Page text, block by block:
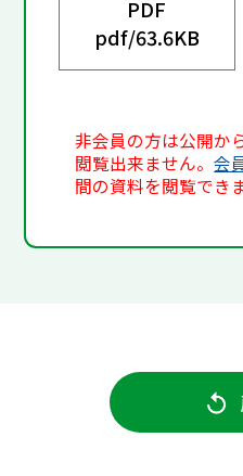
PDF
pdf/63.6KB
非会員の方は公開か
閲覧出来ません。会
間の資料を閲覧できま